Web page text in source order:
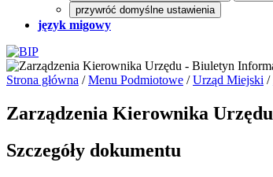
przywróć domyślne ustawienia
język migowy
Strona główna /Menu Podmiotowe /Urząd Miejski /
Zarządzenia Kierownika Urzędu
Szczegóły dokumentu